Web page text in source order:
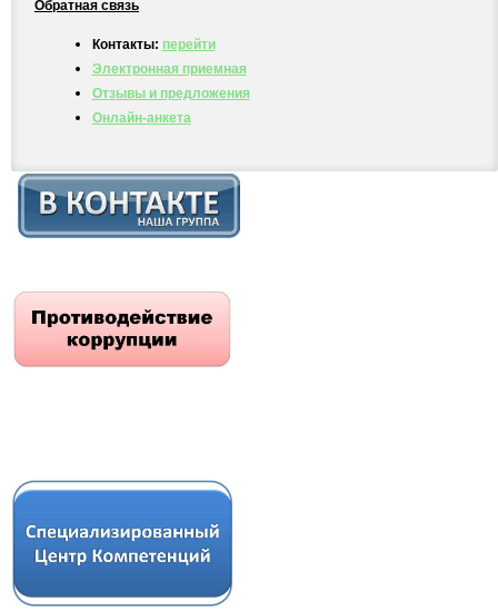
Обратная связь
Контакты: перейти
Электронная приемная
Отзывы и предложения
Онлайн-анкета